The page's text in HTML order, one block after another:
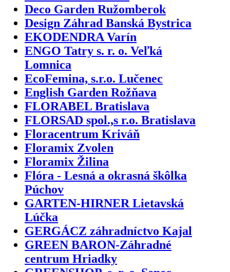
Deco Garden Ružomberok
Design Záhrad Banská Bystrica
EKODENDRA Varín
ENGO Tatry s. r. o. Veľká
Lomnica
EcoFemina, s.r.o. Lučenec
English Garden Rožňava
FLORABEL Bratislava
FLORSAD spol.,s r.o. Bratislava
Floracentrum Kriváň
Floramix Zvolen
Floramix Žilina
Flóra - Lesná a okrasná škôlka
Púchov
GARTEN-HIRNER Lietavská
Lúčka
GERGÁCZ záhradníctvo Kajal
GREEN BARON-Záhradné
centrum Hriadky